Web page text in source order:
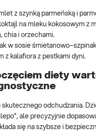
z szynką parmeńską i
na mleku kokosowym z
chia i orzechami.
w sosie
z kalafiora z pestkami dyni.
diety
skutecznego odchudzania.
ale precyzyjnie
się na szybsze i